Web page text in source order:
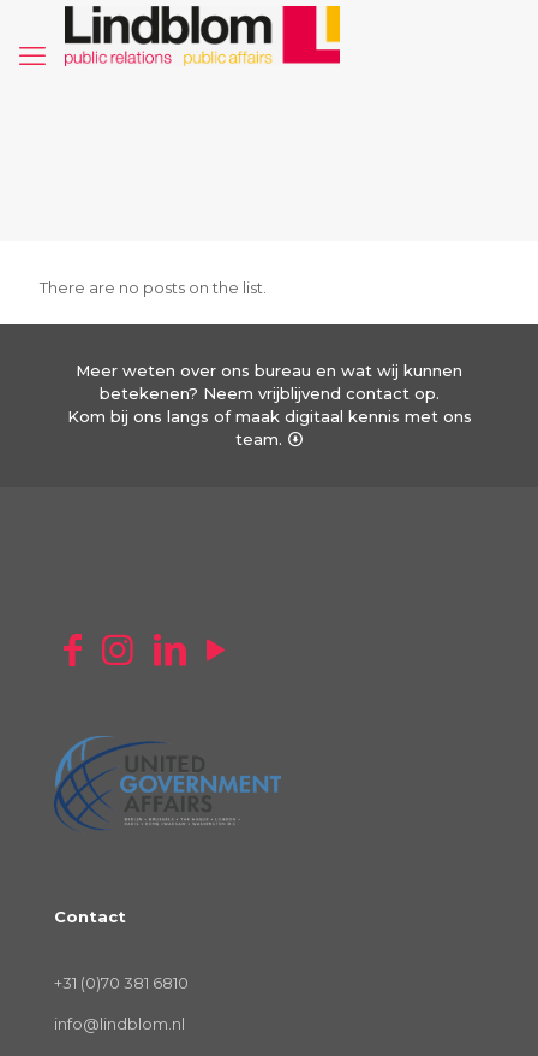
There are no posts on the list.
Meer weten over ons bureau en wat wij kunnen
betekenen? Neem vrijblijvend contact op.
Kom bij ons langs of maak digitaal kennis met ons
team.
Contact
+31 (0)70 381 6810
info@lindblom.nl